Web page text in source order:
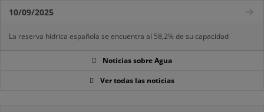
10/09/2025
La reserva hídrica española se encuentra al 58,2% de su capacidad
Noticias sobre Agua
Ver todas las noticias